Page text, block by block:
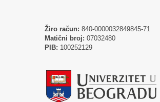
Žiro račun: 840-0000032849845-71
Matični broj: 07032480
PIB: 100252129